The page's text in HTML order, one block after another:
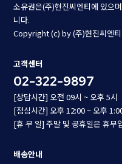
소유권은(주)현진씨엔티에 있으
니다.
Copyright (c) by (주)현진씨엔
고객센터
02-322-9897
[상담시간] 오전 09시 ~ 오후 5시
[점심시간] 오후 12:00 ~ 오후
[휴 무 일] 주말 및 공휴일은 휴무
배송안내